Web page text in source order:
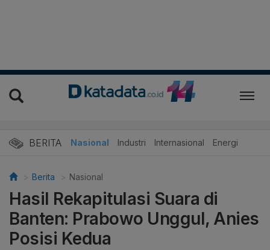
BERITA Nasional Industri Internasional Energi
Berita Nasional
Hasil Rekapitulasi Suara di
Banten: Prabowo Unggul, Anies
Posisi Kedua